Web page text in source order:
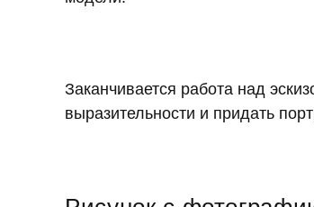
Заканчивается работа над
выразительности и придать